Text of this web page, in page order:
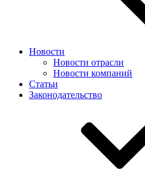
Новости
Новости отрасли
Новости компаний
Статьи
Законодательство